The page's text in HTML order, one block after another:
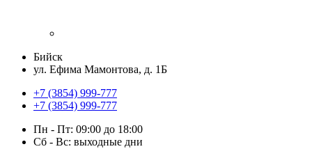
Бийск
ул. Ефима Мамонтова, д. 1Б
+7 (3854) 999-777
+7 (3854) 999-777
Пн - Пт: 09:00 до 18:00
Сб - Вс: выходные дни